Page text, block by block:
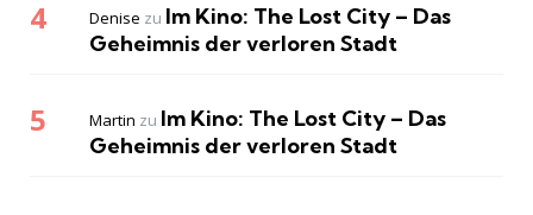
Denise zu Im Kino: The Lost City – Das
Geheimnis der verloren Stadt
Martin zu Im Kino: The Lost City – Das
Geheimnis der verloren Stadt